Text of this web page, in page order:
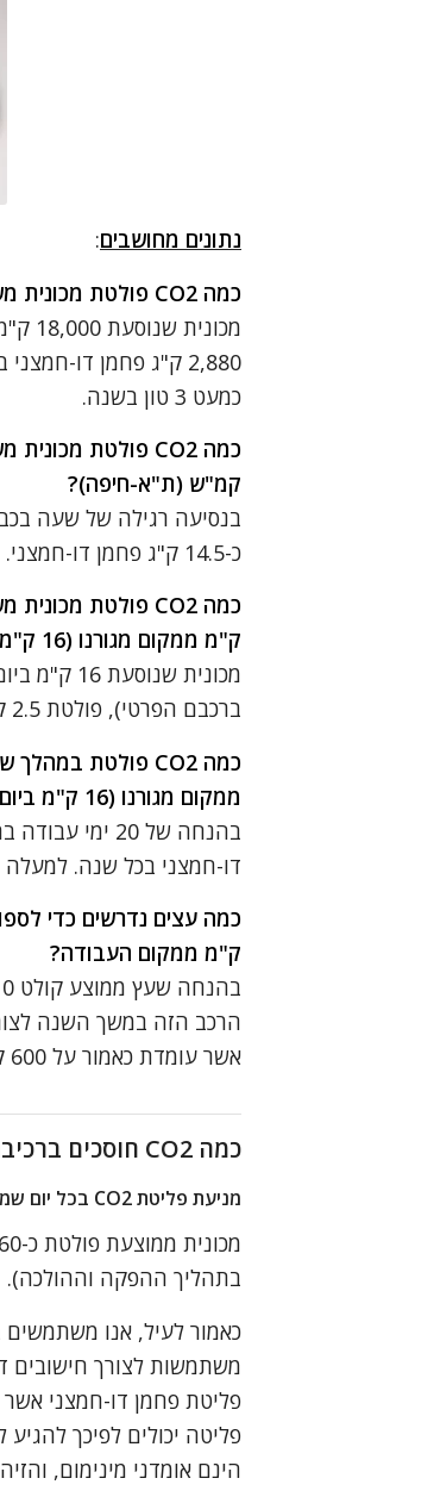
נתונים מחושבים:
כמה CO2 פולטת מכונית משפחתית ממוצעת שנוסעת 18,000 ק"מ בשנה?
2,880 ק"ג פחמן דו-חמצני בשנה.
כמעט 3 טון בשנה.
קמ"ש (ת"א-חיפה)?
כ-14.5 ק"ג פחמן דו-חמצני.
ק"מ ממקום מגורנו (16 ק"מ ביום)?
מכונית
ברכבם הפרטי), פולטת 2.5 ק"ג פחמן דו-חמצני. (חישוב 16 ק"מ כפול 160 גרם לק"מ).
ממקום מגורנו (16 ק"מ ביום)?
דו-חמצני בכל שנה. למעלה
ק"מ ממקום העבודה?
הרכב הזה במשך השנה
אשר עומדת כאמור על 600 ק"ג.
כמה CO2 חוסכים ברכיבה לעבודה באופניים?
מניעת פליטת CO2 בכל יום שמשאירים את הרכב הפרטי בבית ומגיעים לעבודה באופניים
בתהליך ההפקה וההולכה).
כאמור לעיל, אנו משתמשים
משתמשות לצורך חישובים
הינם אומדני מינימום,